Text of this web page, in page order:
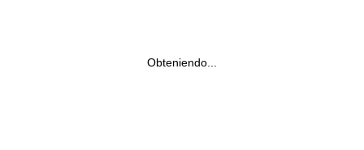
Obteniendo...